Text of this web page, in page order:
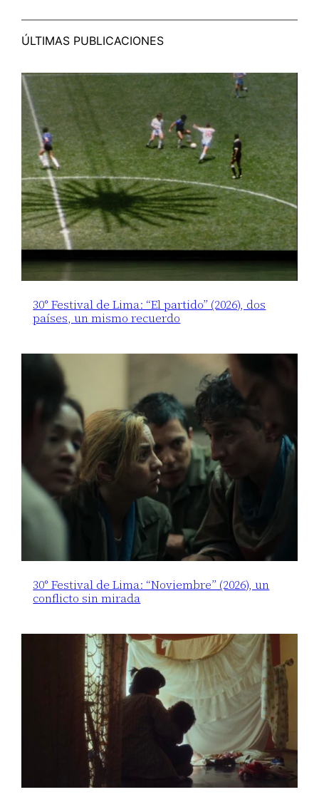
ÚLTIMAS PUBLICACIONES
30° Festival de Lima: “El partido” (2026), dos
países, un mismo recuerdo
30° Festival de Lima: “Noviembre” (2026), un
conflicto sin mirada